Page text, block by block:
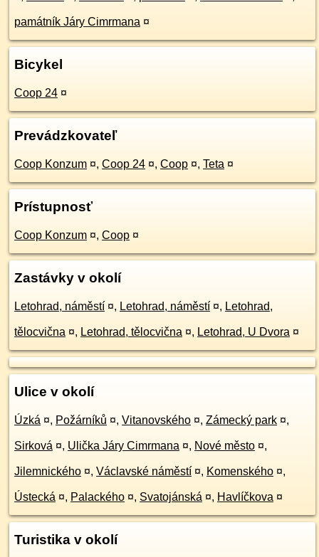
památník Járy Cimrmana ¤
Bicykel
Coop 24 ¤
Prevádzkovateľ
Coop Konzum ¤, Coop 24 ¤, Coop ¤, Teta ¤
Prístupnosť
Coop Konzum ¤, Coop ¤
Zastávky v okolí
Letohrad, náměstí ¤, Letohrad, náměstí ¤, Letohrad,
tělocvična ¤, Letohrad, tělocvična ¤, Letohrad, U Dvora ¤
Ulice v okolí
Úzká ¤, Požárníků ¤, Vitanovského ¤, Zámecký park ¤,
Sirková ¤, Ulička Járy Cimrmana ¤, Nové město ¤,
Jilemnického ¤, Václavské náměstí ¤, Komenského ¤,
Ústecká ¤, Palackého ¤, Svatojánská ¤, Havlíčkova ¤
Turistika v okolí